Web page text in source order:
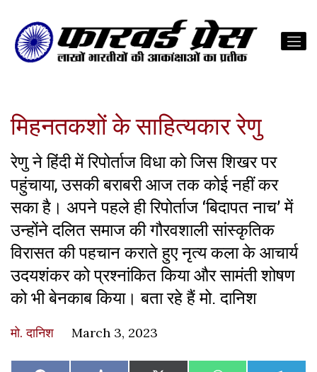
मिहनतकशों के साहित्यकार रेणु
रेणु ने हिंदी में रिपोर्ताज विधा को जिस शिखर पर
पहुंचाया, उसकी बराबरी आज तक कोई नहीं कर
सका है। अपने पहले ही रिपोर्ताज ‘बिदापत नाच’ में
उन्होंने दलित समाज की गौरवशाली सांस्कृतिक
विरासत की पहचान कराते हुए नृत्य कला के आचार्य
उदयशंकर को प्रश्नांकित किया और सामंती शोषण
को भी बेनकाब किया। बता रहे हैं मो. दानिश
मो. दानिश March 3, 2023